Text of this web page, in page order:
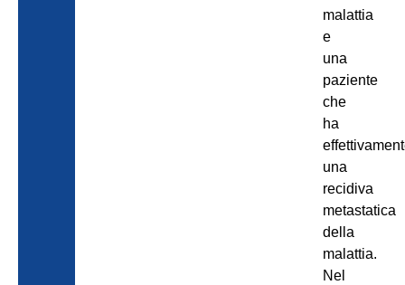
malattia
e
una
paziente
che
ha
una
recidiva
metastatica
della
malattia.
Nel